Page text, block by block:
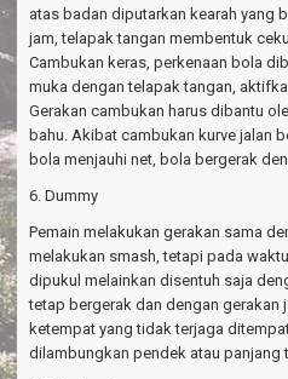
atas badan diputarkan kearah yang
jam, telapak tangan membentuk
Cambukan keras, perkenaan bola
muka dengan telapak tangan,
Gerakan cambukan harus dibantu
bahu. Akibat cambukan kurve jalan
bola menjauhi net, bola bergerak
6. Dummy
Pemain melakukan gerakan sama
melakukan smash, tetapi pada
dipukul melainkan disentuh saja
tetap bergerak dan dengan gerakan
ketempat yang tidak terjaga
dilambungkan pendek atau panjang